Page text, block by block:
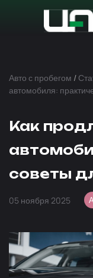
Авто с пробегом /
автомобиля:
Как
советы
05 ноября 2025